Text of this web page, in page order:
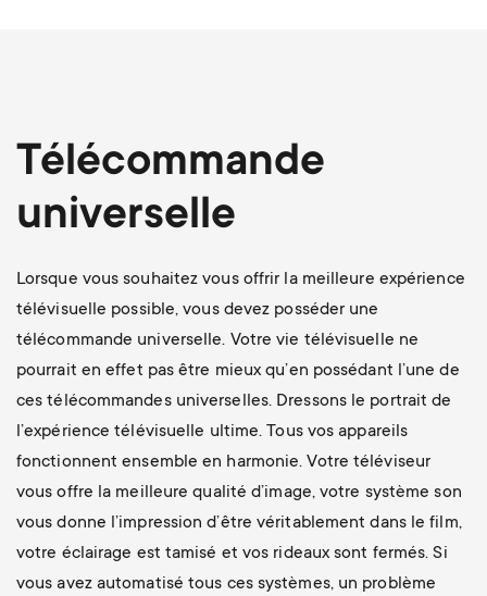
Télécommande
universelle
Lorsque vous souhaitez vous offrir la meilleure expérience
télévisuelle possible, vous devez posséder une
télécommande universelle. Votre vie télévisuelle ne
pourrait en effet pas être mieux qu’en possédant l’une de
ces télécommandes universelles. Dressons le portrait de
l’expérience télévisuelle ultime. Tous vos appareils
fonctionnent ensemble en harmonie. Votre téléviseur
vous offre la meilleure qualité d’image, votre système son
vous donne l’impression d’être véritablement dans le film,
votre éclairage est tamisé et vos rideaux sont fermés. Si
vous avez automatisé tous ces systèmes, un problème